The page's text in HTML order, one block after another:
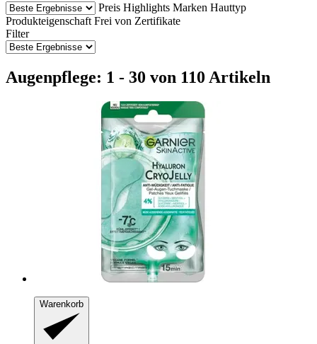
Preis Highlights Marken Hauttyp
Produkteigenschaft Frei von Zertifikate
Filter
Augenpflege: 1 - 30 von 110 Artikeln
Warenkorb